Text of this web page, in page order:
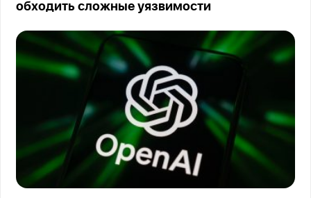
обходить сложные уязвимости